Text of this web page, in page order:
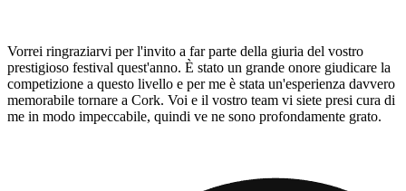
Vorrei ringraziarvi per l'invito a far parte della giuria del vostro
prestigioso festival quest'anno. È stato un grande onore giudicare la
competizione a questo livello e per me è stata un'esperienza davvero
memorabile tornare a Cork. Voi e il vostro team vi siete presi cura di
me in modo impeccabile, quindi ve ne sono profondamente grato.